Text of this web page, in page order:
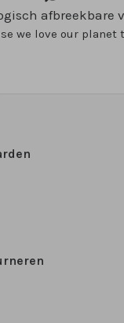
afbreekbare
we love our planet